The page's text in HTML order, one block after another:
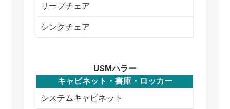
リープチェア
シンクチェア
USMハラー
キャビネット・書庫・ロッカー
システムキャビネット